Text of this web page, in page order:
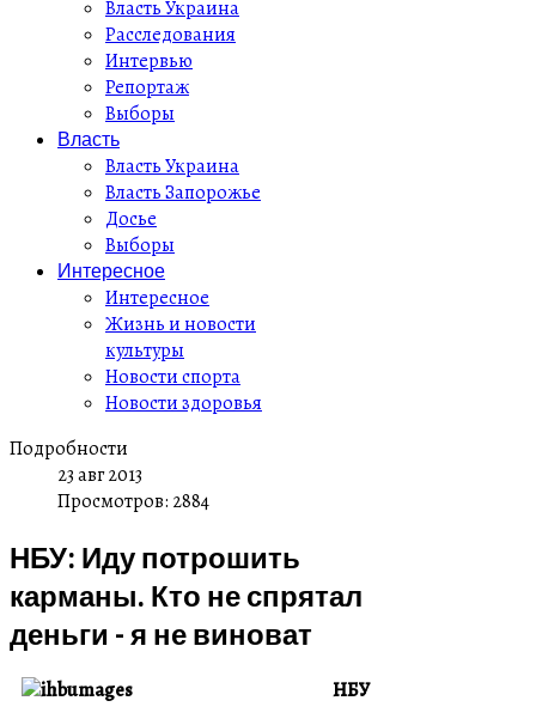
Власть Украина
Расследования
Интервью
Репортаж
Выборы
Власть
Власть Украина
Власть Запорожье
Досье
Выборы
Интересное
Интересное
Жизнь и новости
культуры
Новости спорта
Новости здоровья
Подробности
23 авг 2013
Просмотров: 2884
НБУ: Иду потрошить
карманы. Кто не спрятал
деньги - я не виноват
НБУ